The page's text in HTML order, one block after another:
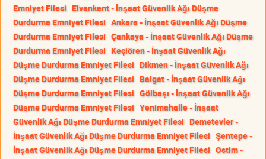
Emniyet Filesi Elvankent - İnşaat Güvenlik Ağı Düşme
Durdurma Emniyet Filesi Ankara - İnşaat Güvenlik Ağı Düşme
Durdurma Emniyet Filesi Çankaya - İnşaat Güvenlik Ağı Düşme
Durdurma Emniyet Filesi Keçiören - İnşaat Güvenlik Ağı
Düşme Durdurma Emniyet Filesi Dikmen - İnşaat Güvenlik Ağı
Düşme Durdurma Emniyet Filesi Balgat - İnşaat Güvenlik Ağı
Düşme Durdurma Emniyet Filesi Gölbaşı - İnşaat Güvenlik Ağı
Düşme Durdurma Emniyet Filesi Yenimahalle - İnşaat
Güvenlik Ağı Düşme Durdurma Emniyet Filesi Demetevler -
İnşaat Güvenlik Ağı Düşme Durdurma Emniyet Filesi Şentepe -
İnşaat Güvenlik Ağı Düşme Durdurma Emniyet Filesi Ostim -